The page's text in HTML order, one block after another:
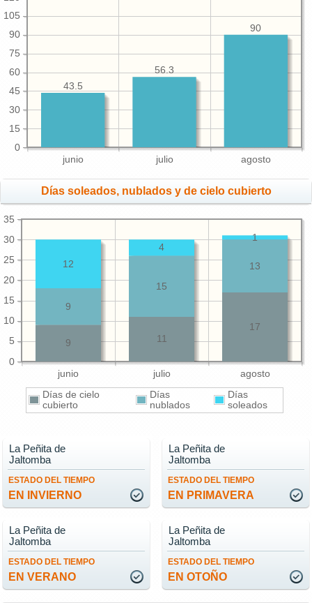
junio julio agosto
0
15
30
45
60
75
90
105
90
56.3
43.5
Días soleados, nublados y de cielo cubierto
junio julio agosto
0
5
10
15
20
25
30
35
17
11
9
13
15
9
1
4
12
Días de cielo
cubierto
Días
nublados
Días
soleados
ESTADO DEL TIEMPO
EN INVIERNO
La Peñita de
Jaltomba
ESTADO DEL TIEMPO
EN PRIMAVERA
La Peñita de
Jaltomba
ESTADO DEL TIEMPO
EN VERANO
La Peñita de
Jaltomba
ESTADO DEL TIEMPO
EN OTOÑO
La Peñita de
Jaltomba